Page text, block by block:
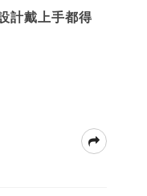
計戴上手都得